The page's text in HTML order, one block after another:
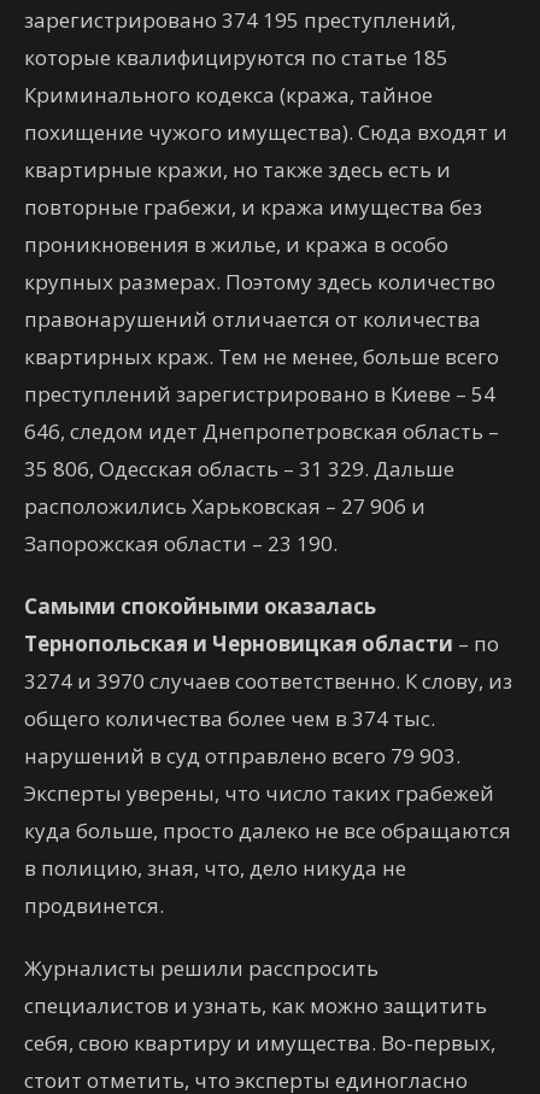
зарегистрировано 374 195 преступлений,
которые квалифицируются по статье 185
Криминального кодекса (кража, тайное
похищение чужого имущества). Сюда входят и
квартирные кражи, но также здесь есть и
повторные грабежи, и кража имущества без
проникновения в жилье, и кража в особо
крупных размерах. Поэтому здесь количество
правонарушений отличается от количества
квартирных краж. Тем не менее, больше всего
преступлений зарегистрировано в Киеве – 54
646, следом идет Днепропетровская область –
35 806, Одесская область – 31 329. Дальше
расположились Харьковская – 27 906 и
Запорожская области – 23 190.
Самыми спокойными оказалась
Тернопольская и Черновицкая области – по
3274 и 3970 случаев соответственно. К слову, из
общего количества более чем в 374 тыс.
нарушений в суд отправлено всего 79 903.
Эксперты уверены, что число таких грабежей
куда больше, просто далеко не все обращаются
в полицию, зная, что, дело никуда не
продвинется.
Журналисты решили расспросить
специалистов и узнать, как можно защитить
себя, свою квартиру и имущества. Во-первых,
стоит отметить, что эксперты единогласно